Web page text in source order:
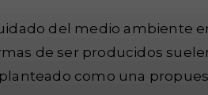
del medio ambiente
de ser producidos
como una